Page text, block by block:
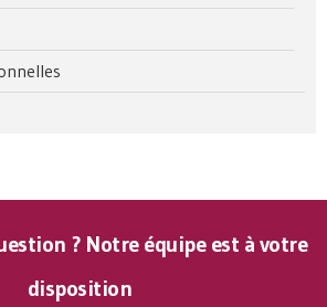
? Notre équipe est à votre
disposition